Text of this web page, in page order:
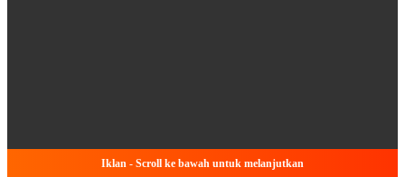
Iklan - Scroll ke bawah untuk melanjutkan